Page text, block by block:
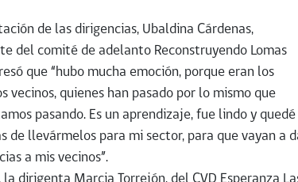
de las dirigencias, Ubaldina Cárdenas,
del comité de adelanto Reconstruyendo Lomas
que “hubo mucha emoción, porque eran los
vecinos, quienes han pasado por lo mismo que
pasando. Es un aprendizaje, fue lindo y quedé
de llevármelos para mi sector, para que vayan a
a mis vecinos”.